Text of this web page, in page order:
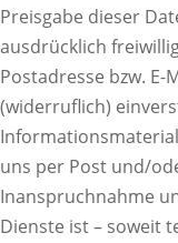
Preisgabe dieser
ausdrücklich
Postadresse bzw.
(widerruflich)
uns per Post und/
Inanspruchnahme
Dienste ist – soweit